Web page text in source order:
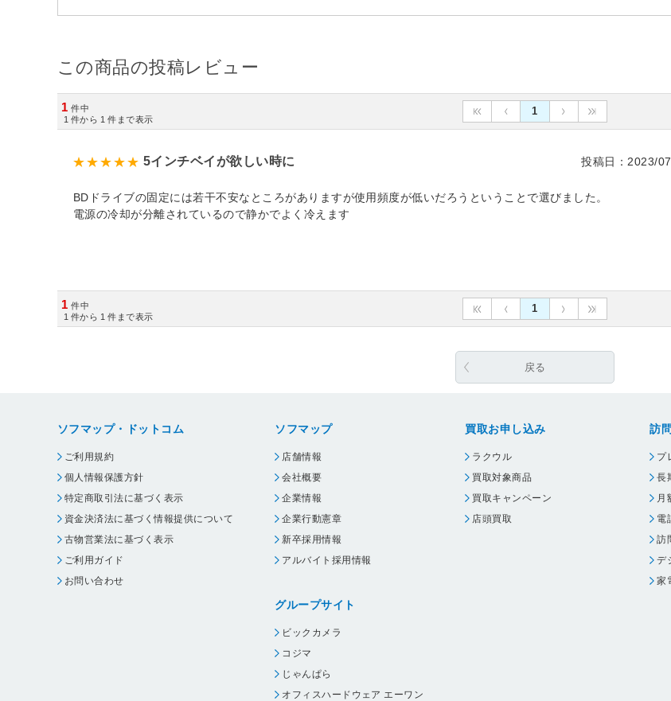
この商品の投稿レビュー
1 件中
1 件から 1 件まで表示
1
5インチベイが欲しい時に 投稿日：2023/
BDドライブの固定には若干不安なところがありますが使用頻度が低いだろうということで選びました。
電源の冷却が分離されているので静かでよく冷えます
1 件中
1 件から 1 件まで表示
1
戻る
ソフマップ・ドットコム
ご利用規約
個人情報保護方針
特定商取引法に基づく表示
資金決済法に基づく情報提供について
古物営業法に基づく表示
ご利用ガイド
お問い合わせ
ソフマップ
店舗情報
会社概要
企業情報
企業行動憲章
新卒採用情報
アルバイト採用情報
グループサイト
ビックカメラ
コジマ
じゃんぱら
オフィスハードウェア エーワン
買取お申し込み
ラクウル
買取対象商品
買取キャンペーン
店頭買取
訪
プ
長
月
電
訪
デ
家